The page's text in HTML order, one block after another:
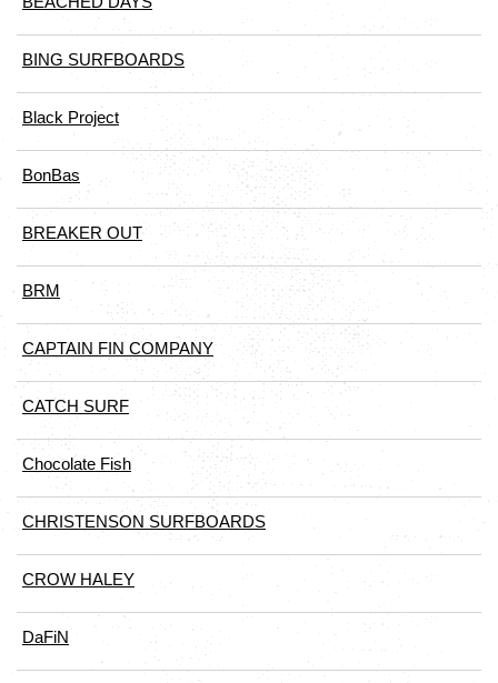
BING SURFBOARDS
Black Project
BonBas
BREAKER OUT
BRM
CAPTAIN FIN COMPANY
CATCH SURF
Chocolate Fish
CHRISTENSON SURFBOARDS
CROW HALEY
DaFiN